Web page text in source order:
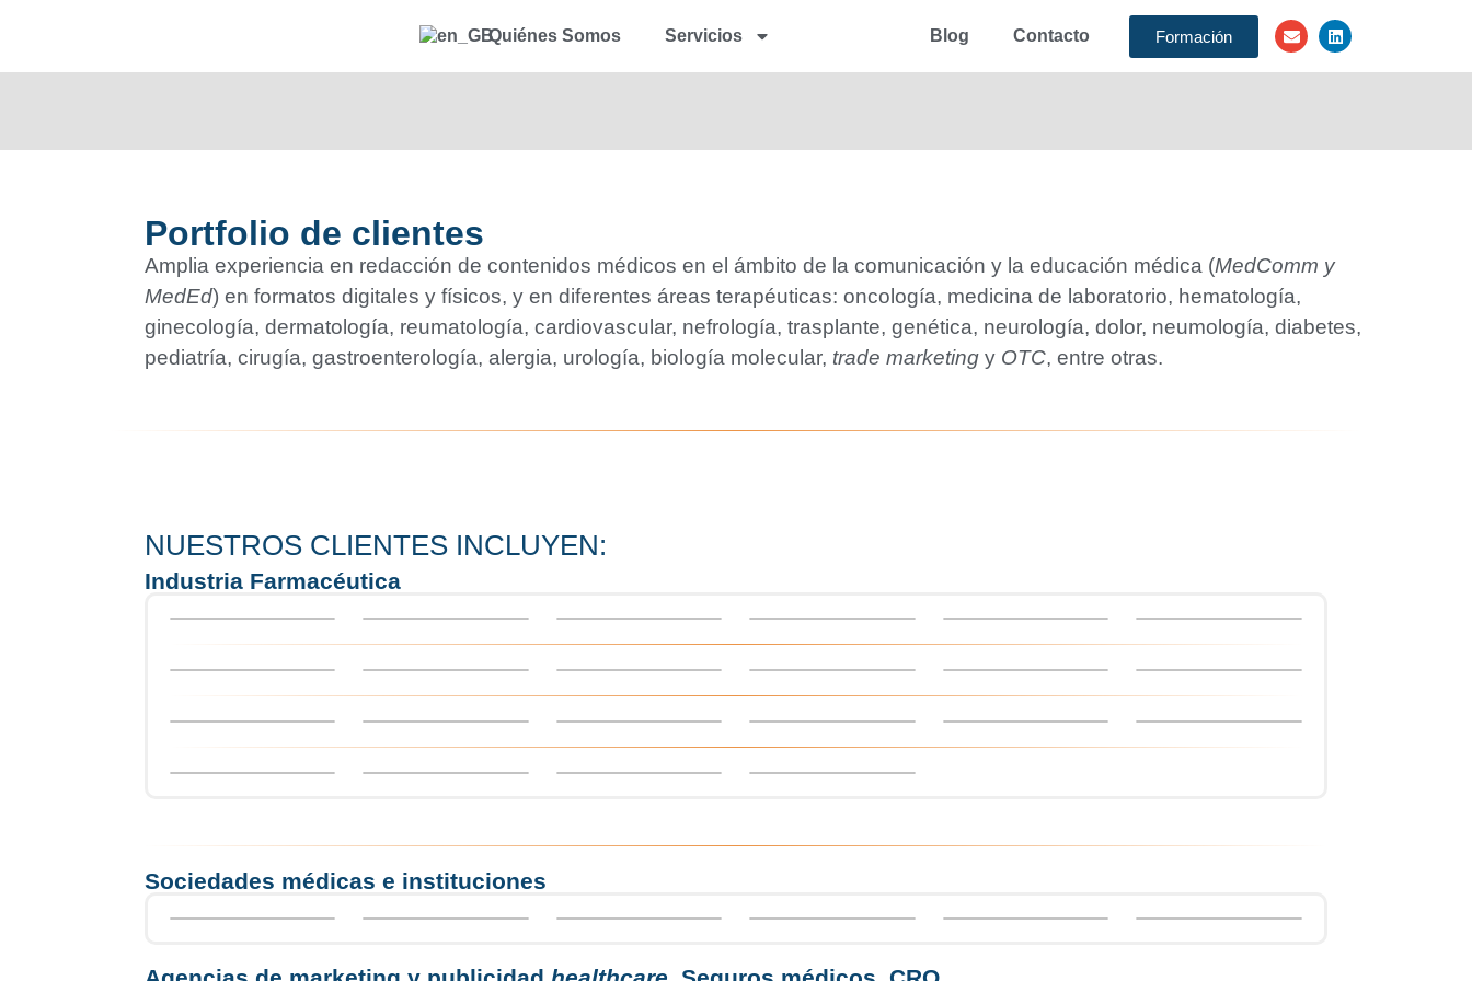
Quiénes Somos Servicios Blog Contacto Formación
Portfolio de clientes
Amplia experiencia en redacción de contenidos médicos en el ámbito de la comunicación y la educación médica (MedComm y
MedEd) en formatos digitales y físicos, y en diferentes áreas terapéuticas: oncología, medicina de laboratorio, hematología,
ginecología, dermatología, reumatología, cardiovascular, nefrología, trasplante, genética, neurología, dolor, neumología, diabetes,
pediatría, cirugía, gastroenterología, alergia, urología, biología molecular, trade marketing y OTC, entre otras.
NUESTROS CLIENTES INCLUYEN:
Industria Farmacéutica
Sociedades médicas e instituciones